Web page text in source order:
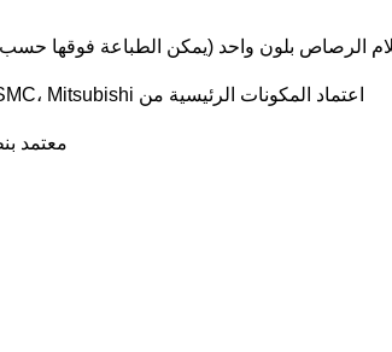
الرصاص بلون واحد (يمكن الطباعة فوقها
اعتماد المكونات الرئيسية من Rexroth، Schneider، SMC، Mitsubishi إلخ. الأجزاء الميكانيكية المصنوعة بواسطة CNC مباشرة من تصميم CAD.
معتمد